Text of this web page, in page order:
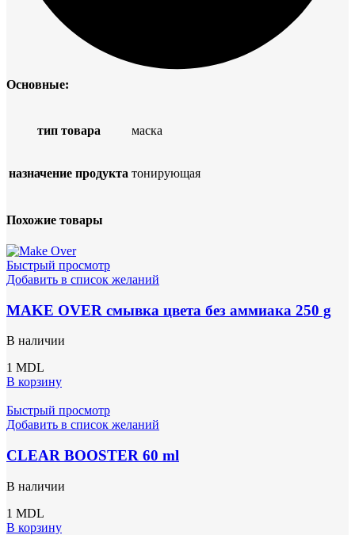
Основные:
тип товара маска
назначение продукта тонирующая
Похожие товары
Быстрый просмотр
Добавить в список желаний
MAKE OVER смывка цвета без аммиака 250 g
В наличии
1 MDL
В корзину
Быстрый просмотр
Добавить в список желаний
CLEAR BOOSTER 60 ml
В наличии
1 MDL
В корзину